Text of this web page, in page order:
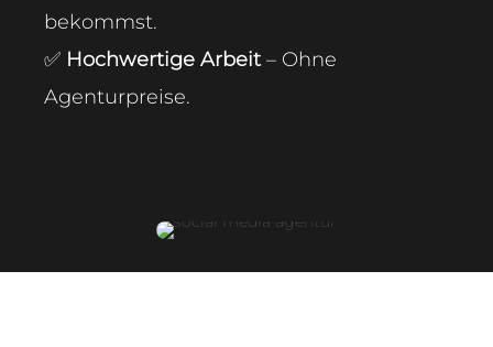
bekommst.
✅ Hochwertige Arbeit – Ohne
Agenturpreise.